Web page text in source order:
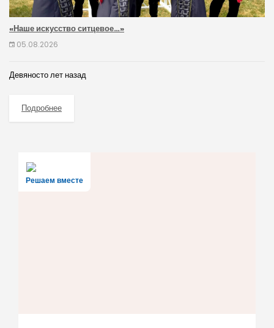
«Наше искусство ситцевое…»
05.08.2026
Девяносто лет назад
Подробнее
Решаем вместе